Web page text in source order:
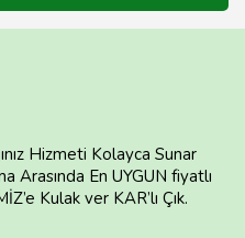
Hizmeti Kolayca Sunar
En UYGUN fiyatlı
Kulak ver KAR’lı Çık.